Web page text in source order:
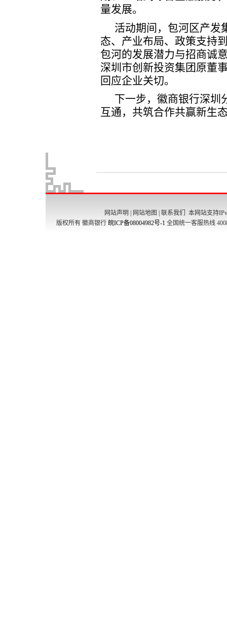
网站声明 网站地图 联系我们
本网站支持
版权所有 徽商银行 皖ICP备08004982号-1 全国统一客服热线